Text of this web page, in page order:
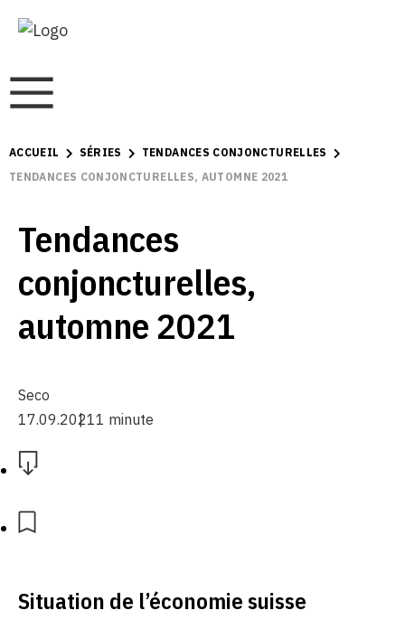
ACCUEIL SÉRIES
TENDANCES CONJONCTURELLES
TENDANCES CONJONCTURELLES, AUTOMNE 2021
Tendances
conjoncturelles,
automne 2021
Seco
17.09.20211 minute
Situation de l’économie suisse